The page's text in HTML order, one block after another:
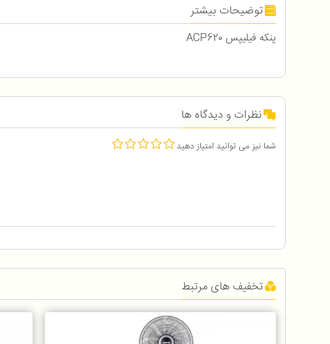
توضیحات بیشتر
پنکه فیلیپس ACP620
نظرات و دیدگاه ها
شما نیز می توانید امتیاز دهید
تخفیف های مرتبط